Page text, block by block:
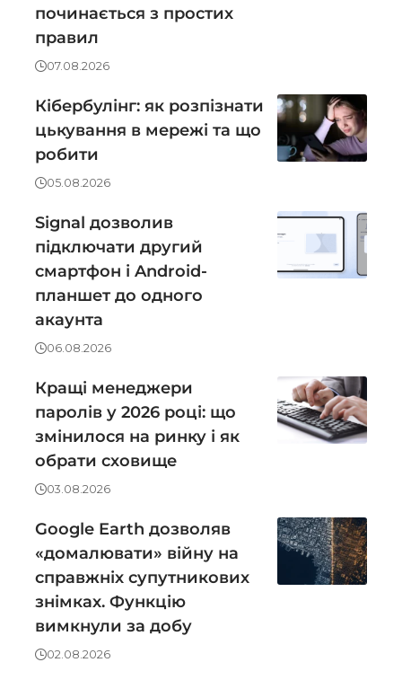
починається з простих
правил
07.08.2026
Кібербулінг: як розпізнати
цькування в мережі та що
робити
05.08.2026
Signal дозволив
підключати другий
смартфон і Android-
планшет до одного
акаунта
06.08.2026
Кращі менеджери
паролів у 2026 році: що
змінилося на ринку і як
обрати сховище
03.08.2026
Google Earth дозволяв
«домалювати» війну на
справжніх супутникових
знімках. Функцію
вимкнули за добу
02.08.2026